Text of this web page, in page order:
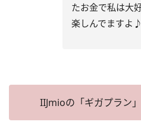
たお金で私は大
楽しんでますよ♪
IIJmioの「ギガプラン